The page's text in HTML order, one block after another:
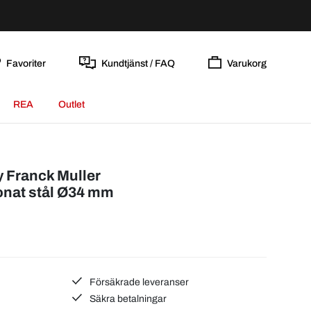
Favoriter Kundtjänst / FAQ Varukorg
REA Outlet
Franck Muller
stål Ø34 mm
Försäkrade leveranser
Säkra betalningar